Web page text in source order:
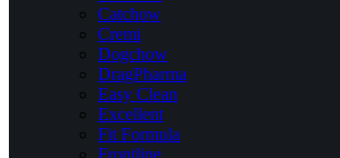
Catchow
Cremi
Dogchow
DragPharma
Easy Clean
Excellent
Fit Formula
Frontline